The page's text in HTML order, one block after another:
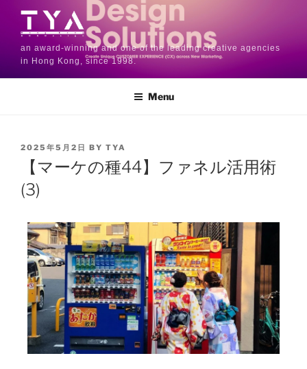
an award-winning and one of the leading creative agencies
in Hong Kong, since 1998.
Menu
2025年5月2日 BY TYA
【マーケの種44】ファネル活用術
(3)